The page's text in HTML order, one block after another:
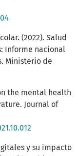
(2022). Salud
Informe nacional
Ministerio de
the mental health
Journal of
y su impacto